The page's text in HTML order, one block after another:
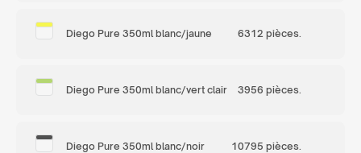
Diego Pure 350ml blanc/jaune 6312 pièces.
Diego Pure 350ml blanc/vert clair 3956 pièces.
Diego Pure 350ml blanc/noir 10795 pièces.